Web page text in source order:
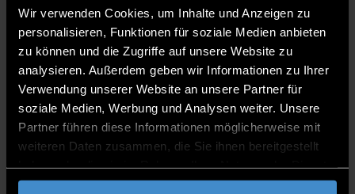
Wir verwenden Cookies, um Inhalte und Anzeigen zu
personalisieren, Funktionen für soziale Medien anbieten
zu können und die Zugriffe auf unsere Website zu
analysieren. Außerdem geben wir Informationen zu Ihrer
Verwendung unserer Website an unsere Partner für
soziale Medien, Werbung und Analysen weiter. Unsere
Partner führen diese Informationen möglicherweise mit
weiteren Daten zusammen, die Sie ihnen bereitgestellt
gesammelt haben.
Wissenschaftliche Mitarbeiterin
EC.B 0.16
0991/3615-8816